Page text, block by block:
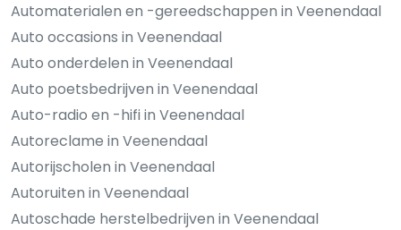
Automaterialen en -gereedschappen in Veenendaal
Auto occasions in Veenendaal
Auto onderdelen in Veenendaal
Auto poetsbedrijven in Veenendaal
Auto-radio en -hifi in Veenendaal
Autoreclame in Veenendaal
Autorijscholen in Veenendaal
Autoruiten in Veenendaal
Autoschade herstelbedrijven in Veenendaal